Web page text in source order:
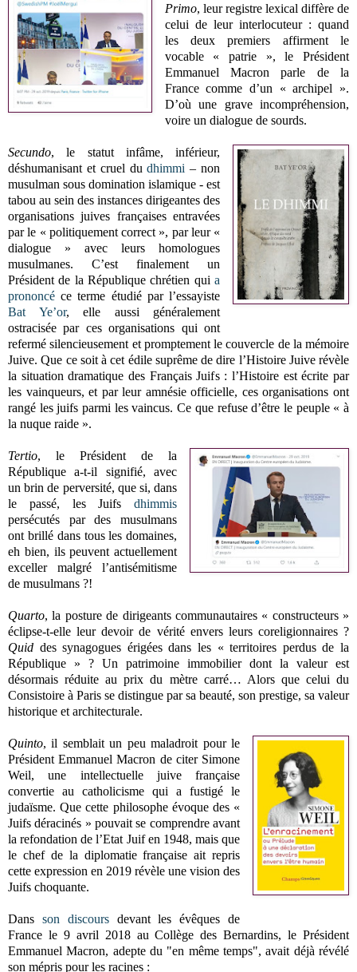
Primo, leur registre lexical diffère de
celui de leur interlocuteur : quand
les deux premiers affirment le
vocable « patrie », le Président
Emmanuel Macron parle de la
France comme d’un « archipel ».
D’où une grave incompréhension,
voire un dialogue de sourds.
Secundo, le statut infâme, inférieur,
déshumanisant et cruel dudhimmi – non
musulman sous domination islamique - est
tabou au sein des instances dirigeantes des
organisations juives françaises entravées
par le « politiquement correct », par leur «
dialogue » avec leurs homologues
musulmanes. C’est finalement un
Président de la République chrétien quia
prononcé ce terme étudié par l’essayiste
Bat Ye’or, elle aussi généralement
ostracisée par ces organisations qui ont
refermé silencieusement et promptement le couvercle de la mémoire
Juive. Que ce soit à cet édile suprême de dire l’Histoire Juive révèle
la situation dramatique des Français Juifs : l’Histoire est écrite par
les vainqueurs, et par leur amnésie officielle, ces organisations ont
rangé les juifs parmi les vaincus. Ce que refuse d’être le peuple « à
la nuque raide ».
Tertio, le Président de la
République a-t-il signifié, avec
un brin de perversité, que si, dans
le passé, les Juifsdhimmis
persécutés par des musulmans
ont brillé dans tous les domaines,
eh bien, ils peuvent actuellement
exceller malgré l’antisémitisme
de musulmans ?!
Quarto, la posture de dirigeants communautaires « constructeurs »
éclipse-t-elle leur devoir de vérité envers leurs coreligionnaires ?
Quid des synagogues érigées dans les « territoires perdus de la
République » ? Un patrimoine immobilier dont la valeur est
désormais réduite au prix du mètre carré… Alors que celui du
Consistoire à Paris se distingue par sa beauté, son prestige, sa valeur
historique et architecturale.
Quinto, il semblait un peu maladroit pour le
Président Emmanuel Macron de citer Simone
Weil, une intellectuelle juive française
convertie au catholicisme qui a fustigé le
judaïsme. Que cette philosophe évoque des «
Juifs déracinés » pouvait se comprendre avant
la refondation de l’Etat Juif en 1948, mais que
le chef de la diplomatie française ait repris
cette expression en 2019 révèle une vision des
Juifs choquante.
Dans son discoursdevant les évêques de
France le 9 avril 2018 au Collège des Bernardins, le Président
Emmanuel Macron, adepte du "en même temps", avait déjà révélé
son mépris pour les racines :